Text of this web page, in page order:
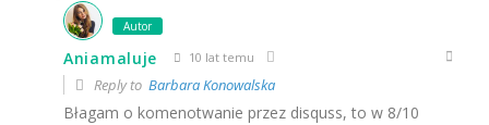
Autor
Aniamaluje 10 lat temu
Reply to Barbara Konowalska
Błagam o komenotwanie przez disquss, to w 8/10